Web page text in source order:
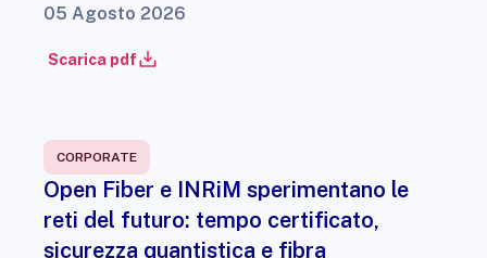
05 Agosto 2026
Scarica pdf
CORPORATE
Open Fiber e INRiM sperimentano le
reti del futuro: tempo certificato,
sicurezza quantistica e fibra